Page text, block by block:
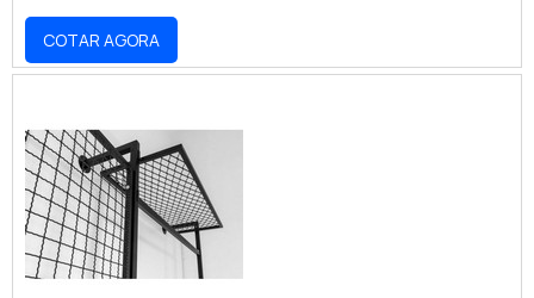
resistência à corrosão. Além disso, a
prateleira de tela aramada é extremamente
leve e fácil de montar, o que a torna ideal para
versátil, pois pode ser usada para armazenar
diversos tipos de objetos, desde livros até
pequenos eletrônicos. Se você está
procurando por uma prateleira resistente e
versátil, a prateleira de tela aramada é a
escolha certa.
COTAR AGORA